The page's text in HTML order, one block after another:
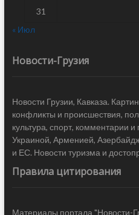
31
« Июл
Новости-Грузия
Новости Грузии, Кавказа.
конфликты и происшествия,
культура, спорт, комментарии
Украиной, Арменией,
и ЕС. Новости туризма и
Правила цитирования
Материалы портала "Новости-